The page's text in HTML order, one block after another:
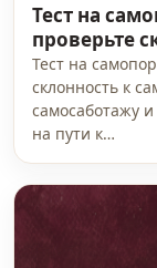
Тест на
проверьте
Тест на
склонность к
самосаботажу
на пути к…